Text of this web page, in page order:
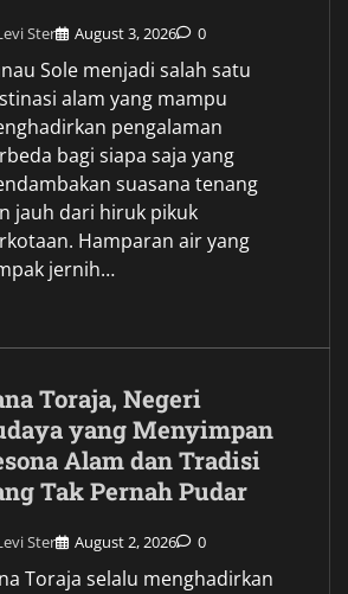
Ster August 3, 2026 0
Sole menjadi salah satu
alam yang mampu
pengalaman
bagi siapa saja yang
suasana tenang
jauh dari hiruk pikuk
Hamparan air yang
jernih…
Toraja, Negeri
yang Menyimpan
Alam dan Tradisi
Tak Pernah Pudar
Ster August 2, 2026 0
Toraja selalu menghadirkan